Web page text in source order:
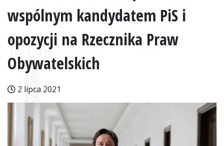
wspólnym kandydatem PiS i
opozycji na Rzecznika Praw
Obywatelskich
2 lipca 2021